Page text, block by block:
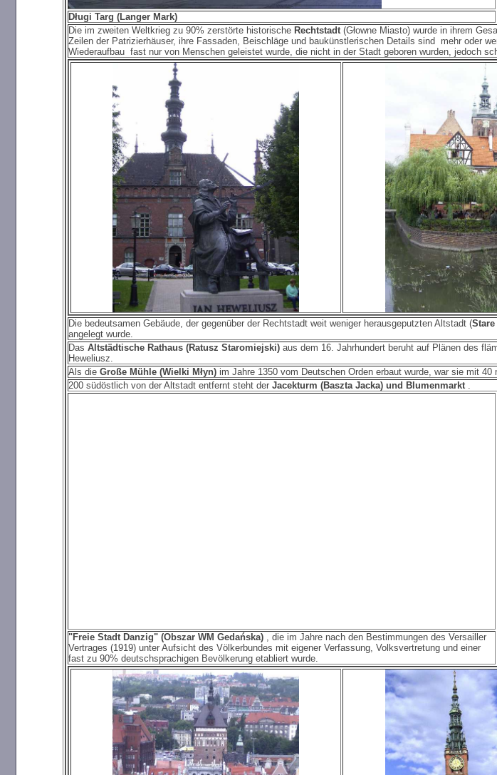
Długi Targ (Langer Mark)
Die im zweiten Weltkrieg zu 90% zerstörte historische Rechtstadt(Głowne Miasto) wurde in ihrem
Zeilen der Patrizierhäuser, ihre Fassaden, Beischläge und baukünstlerischen Details sind mehr oder
Wiederaufbau fast nur von Menschen geleistet wurde, die nicht in der Stadt geboren wurden, jedoch
Die bedeutsamen Gebäude, der gegenüber der Rechtstadt weit weniger herausgeputzten Altstadt (
angelegt wurde.
Das Altstädtische Rathaus (Ratusz Staromiejski) aus dem 16. Jahrhundert beruht auf Plänen des
Heweliusz.
Als die Große Mühle (Wielki Młyn) im Jahre 1350 vom Deutschen Orden erbaut wurde, war sie mit
200 südöstlich von der Altstadt entfernt steht der Jacekturm (Baszta Jacka) und Blumenmarkt.
"Freie Stadt Danzig" (Obszar WM Gedańska) , die im Jahre nach den Bestimmungen des Versailler
Vertrages (1919) unter Aufsicht des Völkerbundes mit eigener Verfassung, Volksvertretung und einer
fast zu 90% deutschsprachigen Bevölkerung etabliert wurde.